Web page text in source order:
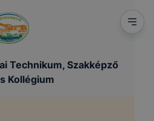
Technikum, Szakképző
Kollégium